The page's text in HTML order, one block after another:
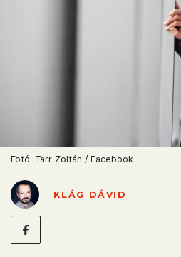
Fotó: Tarr Zoltán / Facebook
KLÁG DÁVID